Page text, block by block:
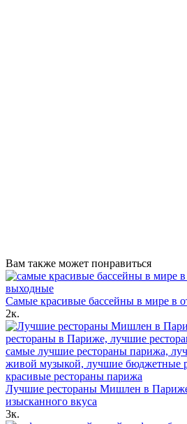
Вам также может понравиться
Самые красивые бассейны в мире в
2к.
Лучшие рестораны Мишлен в
изысканного вкуса
3к.